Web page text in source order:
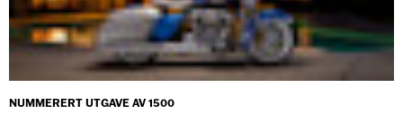
NUMMERERT UTGAVE AV 1500